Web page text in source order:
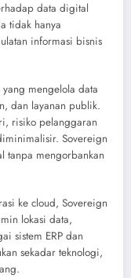
data digital
tidak hanya
informasi bisnis
mengelola data
dan layanan publik.
risiko pelanggaran
Sovereign
tanpa mengorbankan
ke cloud, Sovereign
lokasi data,
sistem ERP dan
sekadar teknologi,